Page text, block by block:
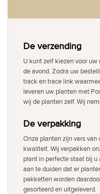
De verzending
U kunt zelf kiezen voor
de avond. Zodra uw
track en trace link
leveren uw planten met
wij de planten zelf. Wij
De verpakking
Onze planten zijn vers
kwaliteit. Wij verpakken
plant in perfecte staat bij
aan te duiden dat er
pakketten worden
gesorteerd en uitgeleverd.